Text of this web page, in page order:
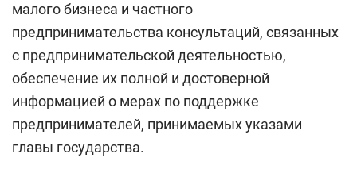
малого бизнеса и частного
предпринимательства консультаций, связанных
с предпринимательской деятельностью,
обеспечение их полной и достоверной
информацией о мерах по поддержке
предпринимателей, принимаемых указами
главы государства.